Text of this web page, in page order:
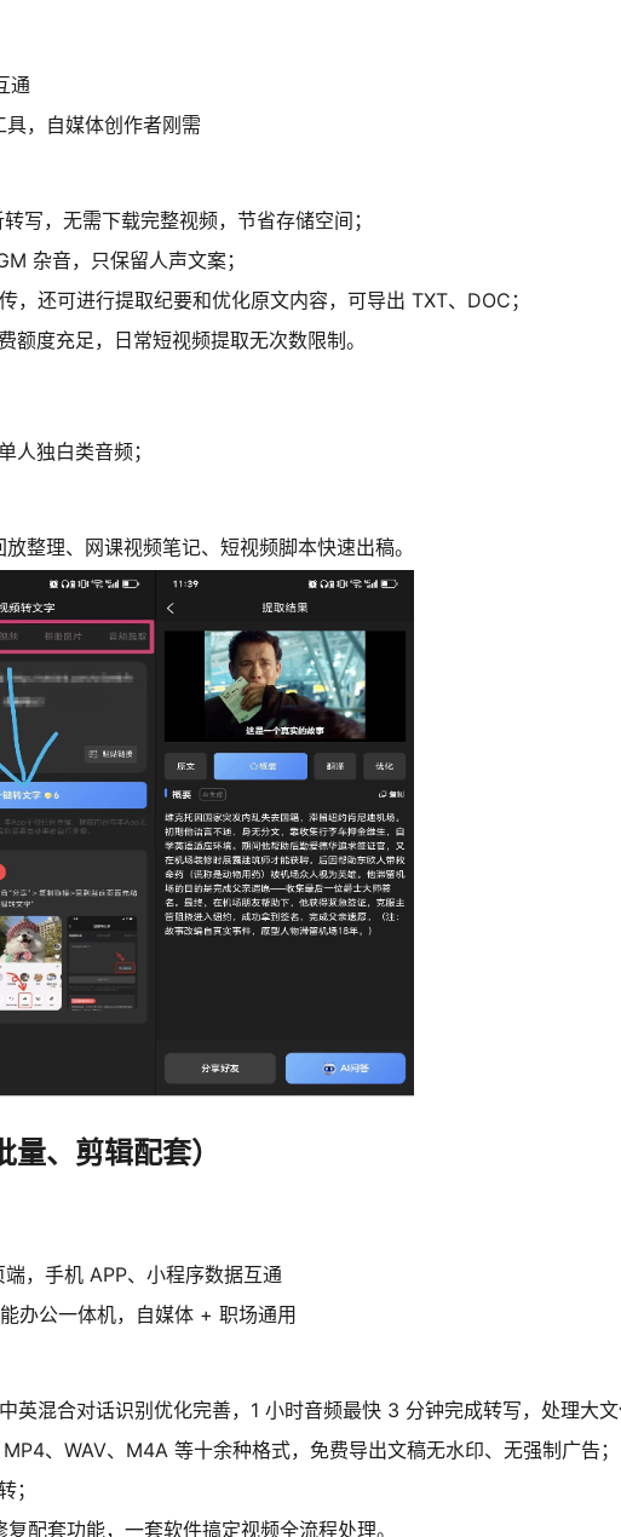
通
，自媒体创作者刚需
写，无需下载完整视频，节省存储空间；
杂音，只保留人声文案；
，还可进行提取纪要和优化原文内容，可导出 TXT、DOC；
度充足，日常短视频提取无次数限制。
人独白类音频；
整理、网课视频笔记、短视频脚本快速出稿。
、剪辑配套）
，手机 APP、小程序数据互通
办公一体机，自媒体 + 职场通用
英混合对话识别优化完善，1 小时音频最快 3 分钟完成转写，处理大文
、WAV、M4A 等十余种格式，免费导出文稿无水印、无强制广告；
；
配套功能，一套软件搞定视频全流程处理。